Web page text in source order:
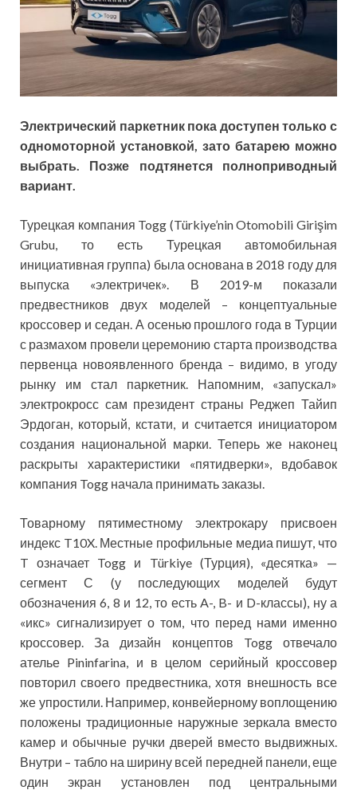
Электрический паркетник пока доступен только с
одномоторной установкой, зато батарею можно
выбрать. Позже подтянется полноприводный
вариант.
Турецкая компания Togg (Türkiye’nin Otomobili Girişim
Grubu, то есть Турецкая автомобильная
инициативная группа) была основана в 2018 году для
выпуска «электричек». В 2019-м показали
предвестников двух моделей – концептуальные
кроссовер и седан. А осенью прошлого года в Турции
с размахом провели церемонию старта производства
первенца новоявленного бренда – видимо, в угоду
рынку им стал паркетник. Напомним, «запускал»
электрокросс сам президент страны Реджеп Тайип
Эрдоган, который, кстати, и считается инициатором
создания национальной марки. Теперь же наконец
раскрыты характеристики «пятидверки», вдобавок
компания Togg начала принимать заказы.
Товарному пятиместному электрокару присвоен
индекс T10X. Местные профильные медиа пишут, что
T означает Togg и Türkiye (Турция), «десятка» —
сегмент С (у последующих моделей будут
обозначения 6, 8 и 12, то есть A-, B- и D-классы), ну а
«икс» сигнализирует о том, что перед нами именно
кроссовер. За дизайн концептов Togg отвечало
ателье Pininfarina, и в целом серийный кроссовер
повторил своего предвестника, хотя внешность все
же упростили. Например, конвейерному воплощению
положены традиционные наружные зеркала вместо
камер и обычные ручки дверей вместо выдвижных.
Внутри – табло на ширину всей передней панели, еще
один экран установлен под центральными